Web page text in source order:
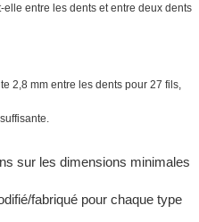
entre les dents et entre deux dents
2,8 mm entre les dents pour 27 fils,
sur les dimensions minimales
fabriqué pour chaque type